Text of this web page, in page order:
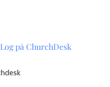
Log på ChurchDesk